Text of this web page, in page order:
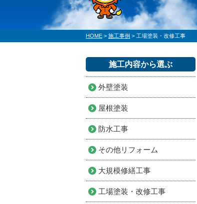
HOME > 施工事例 > 工場塗装・改修工事
施工内容から選ぶ
外壁塗装
屋根塗装
防水工事
その他リフォーム
大規模修繕工事
工場塗装・改修工事